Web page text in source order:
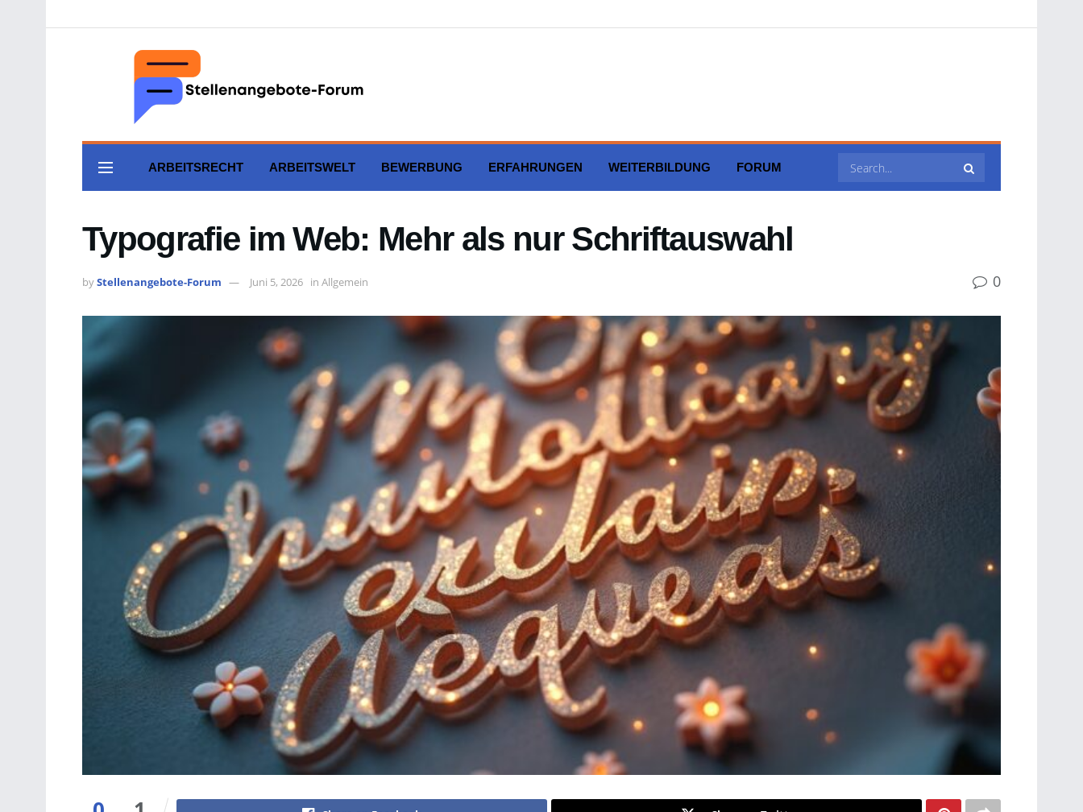
ARBEITSRECHT ARBEITSWELT BEWERBUNG ERFAHRUNGEN WEITERBILDUNG FORUM
Typografie im Web: Mehr als nur Schriftauswahl
byStellenangebote-Forum Juni 5, 2026 in Allgemein 0